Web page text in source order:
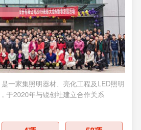
一家集照明器材、亮化工程及LED照明
于2020年与锐创社建立合作关系